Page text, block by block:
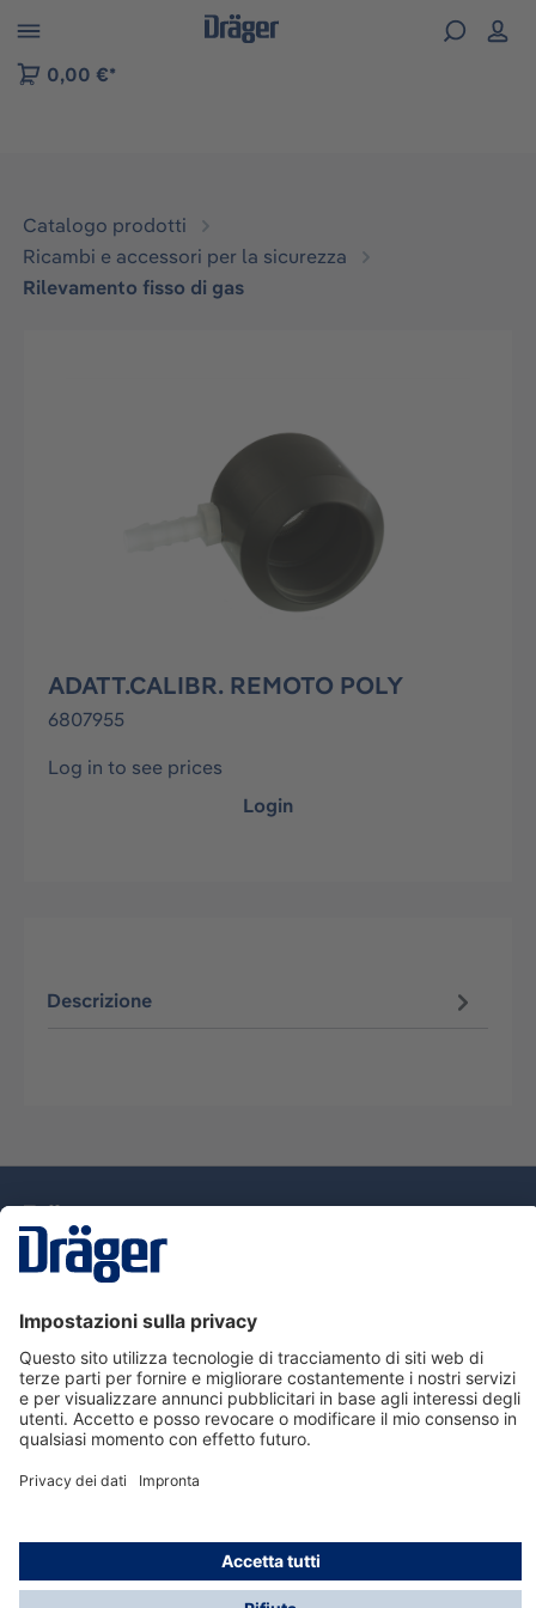
Skip to B2B platform navigation
0,00 €*
Catalogo prodotti
Ricambi e accessori per la sicurezza
Rilevamento fisso di gas
ADATT.CALIBR. REMOTO POLY
6807955
Log in to see prices
Login
Descrizione
Assistenza
Informazioni su Dräger
Informazioni
* Tutti i prezzi escl. IVA più spese di spedizione ed